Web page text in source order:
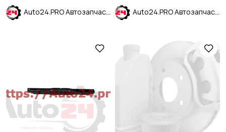
Auto24.PRO Автозапчасти Auto24.PRO Автозапчасти